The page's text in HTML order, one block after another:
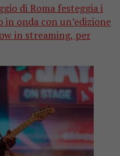
di Roma festeggia i
in onda con un’edizione
in streaming, per